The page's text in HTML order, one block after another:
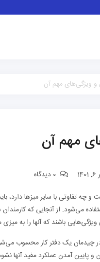
و ویژگی‌های مهم آن
مهم آن
تفاوتی با سایر میزها دارد،
می‌شود. از آنجایی که
ویژگی‌هایی باشند که آنها را به
چیدمان یک دفتر کار محسوب
و پایین آمدن عملکرد مفید آنها